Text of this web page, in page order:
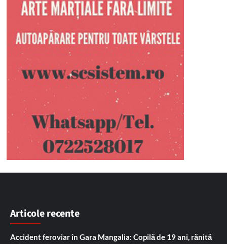
Articole recente
Accident feroviar în Gara Mangalia: Copilă de 19 ani, rănită